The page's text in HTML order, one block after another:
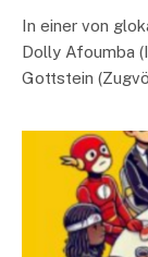
In einer von
Dolly Afoumba
Gottstein